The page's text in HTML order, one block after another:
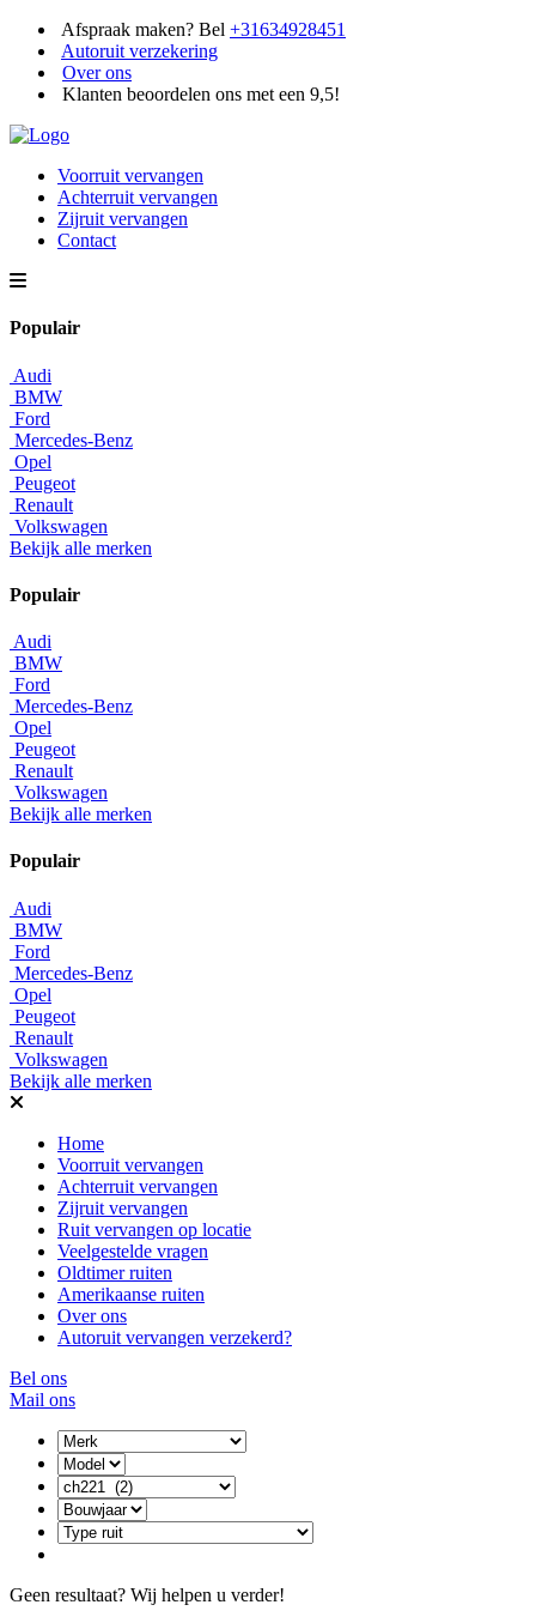
Afspraak maken? Bel +31634928451
Autoruit verzekering
Over ons
Klanten beoordelen ons met een 9,5!
Voorruit vervangen
Achterruit vervangen
Zijruit vervangen
Contact
Populair
Audi
BMW
Ford
Mercedes-Benz
Opel
Peugeot
Renault
Volkswagen
Bekijk alle merken
Populair
Audi
BMW
Ford
Mercedes-Benz
Opel
Peugeot
Renault
Volkswagen
Bekijk alle merken
Populair
Audi
BMW
Ford
Mercedes-Benz
Opel
Peugeot
Renault
Volkswagen
Bekijk alle merken
Home
Voorruit vervangen
Achterruit vervangen
Zijruit vervangen
Ruit vervangen op locatie
Veelgestelde vragen
Oldtimer ruiten
Amerikaanse ruiten
Over ons
Autoruit vervangen verzekerd?
Bel ons
Mail ons
Geen resultaat? Wij helpen u verder!